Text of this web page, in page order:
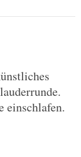
einschlafen.